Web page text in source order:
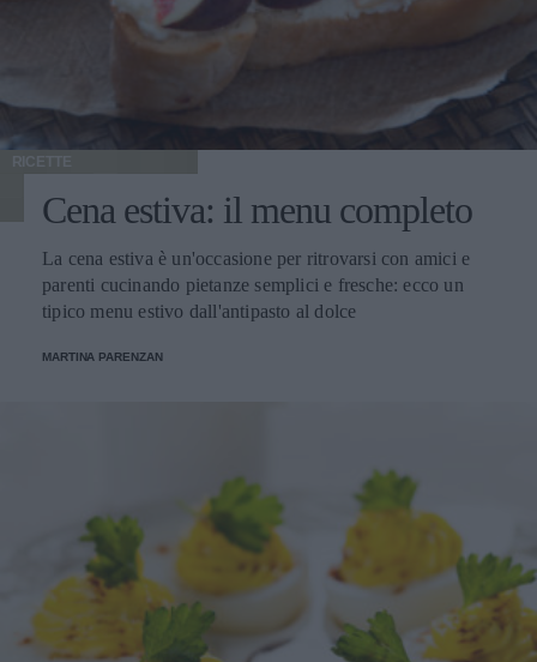
RICETTE
Cena estiva: il menu completo
La cena estiva è un'occasione per ritrovarsi con amici e
parenti cucinando pietanze semplici e fresche: ecco un
tipico menu estivo dall'antipasto al dolce
MARTINA PARENZAN